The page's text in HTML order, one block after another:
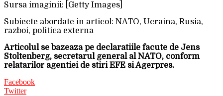
Sursa imaginii: [Getty Images]
Subiecte abordate in articol: NATO, Ucraina, Rusia,
razboi, politica externa
Articolul se bazeaza pe declaratiile facute de Jens
Stoltenberg, secretarul general al NATO, conform
relatarilor agentiei de stiri EFE si Agerpres.
Facebook
Twitter